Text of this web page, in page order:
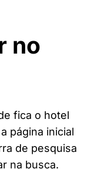
no
fica o hotel
página inicial
de pesquisa
na busca.